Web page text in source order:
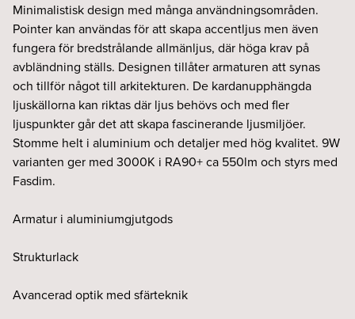
Minimalistisk design med många användningsområden.
Pointer kan användas för att skapa accentljus men även
fungera för bredstrålande allmänljus, där höga krav på
avbländning ställs. Designen tillåter armaturen att synas
och tillför något till arkitekturen. De kardanupphängda
ljuskällorna kan riktas där ljus behövs och med fler
ljuspunkter går det att skapa fascinerande ljusmiljöer.
Stomme helt i aluminium och detaljer med hög kvalitet. 9W
varianten ger med 3000K i RA90+ ca 550lm och styrs med
Fasdim.
Armatur i aluminiumgjutgods
Strukturlack
Avancerad optik med sfärteknik